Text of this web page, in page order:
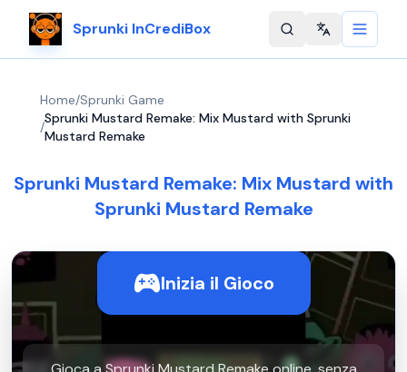
Sprunki InCrediBox Change
Home/Sprunki Game
/
Sprunki Mustard Remake: Mix Mustard with Sprunki
Mustard Remake
Sprunki Mustard Remake: Mix Mustard with
Sprunki Mustard Remake
Inizia il Gioco